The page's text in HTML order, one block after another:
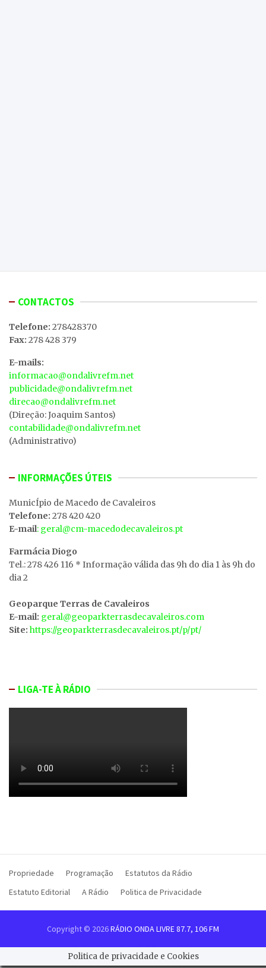
CONTACTOS
Telefone: 278428370
Fax: 278 428 379
E-mails:
informacao@ondalivrefm.net
publicidade@ondalivrefm.net
direcao@ondalivrefm.net
(Direção: Joaquim Santos)
contabilidade@ondalivrefm.net
(Administrativo)
INFORMAÇÕES ÚTEIS
MunicÍpio de Macedo de Cavaleiros
Telefone: 278 420 420
E-mail: geral@cm-macedodecavaleiros.pt
Farmácia Diogo
Tel.: 278 426 116 * Informação válida das 9h do dia 1 às 9h do
dia 2
Geoparque Terras de Cavaleiros
E-mail: geral@geoparkterrasdecavaleiros.com
Site: https://geoparkterrasdecavaleiros.pt/p/pt/
LIGA-TE À RÁDIO
Propriedade Programação
Estatutos da Rádio
Estatuto Editorial
A Rádio Politica de Privacidade
Copyright © 2026RÁDIO ONDA LIVRE 87.7, 106 FM
Politica de privacidade e Cookies